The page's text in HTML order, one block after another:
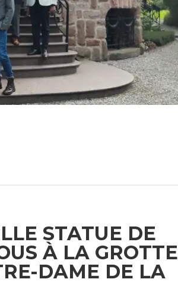
STATUE DE
À LA GROTTE
DAME DE LA